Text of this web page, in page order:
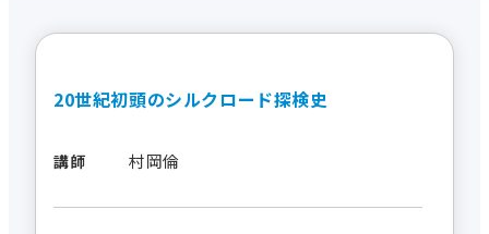
20世紀初頭のシルクロード探検史
講師 村岡倫